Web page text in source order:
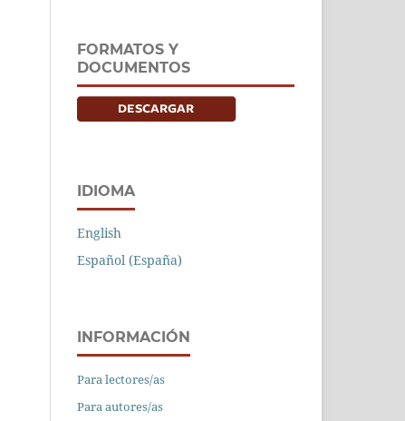
FORMATOS Y
DOCUMENTOS
IDIOMA
English
Español (España)
INFORMACIÓN
Para lectores/as
Para autores/as